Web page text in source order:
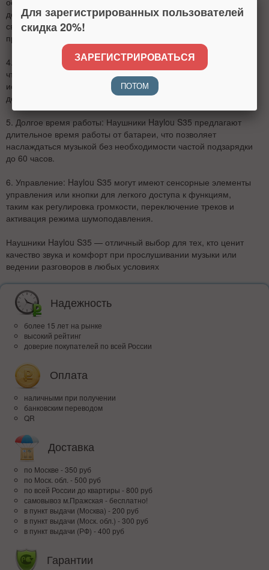
действия стабильной связи до 10 метров. Это обеспечивает
свободу движений и удобство использования наушников без
проводов.
4.
Комфорт и дизайн: Наушники имеют эргономичный дизайн,
что обеспечивает комфортное ношение даже при длительном
использовании. Мягкие амбушюры и регулируемая оголовье
делают их подходящими для любого пользователя.
5. Долгое время работы: Наушники Haylou S35 предлагают
длительное время работы от батареи, что позволяет
наслаждаться музыкой без необходимости частой подзарядки
до 60 часов.
6. Управление: Haylou S35 могут имеют сенсорные элементы
управления или кнопки для легкого доступа к функциям,
таким как регулировка громкости, переключение треков и
активация режима шумоподавления.
Наушники Haylou S35 — отличный выбор для тех, кто ценит
качество звука и комфорт при прослушивании музыки или
ведении разговоров в любых условиях
Надежность
более 15 лет на рынке
высокий рейтинг
доверие покупателей по всей России
Оплата
наличными при получении
банковским переводом
QR
Доставка
по Москве - 350 руб
по Моск. обл. - 500 руб
по всей Росcии до квартиры - 800 руб
самовывоз м.Пражская - бесплатно!
в пункт выдачи (Москва) - 200 руб
в пункт выдачи (Моск. обл.) - 300 руб
в пункт выдачи (РФ) - 400 руб
Гарантии
Для зарегистрированных пользователей
скидка 20%!
ЗАРЕГИСТРИРОВАТЬСЯ
ПОТОМ